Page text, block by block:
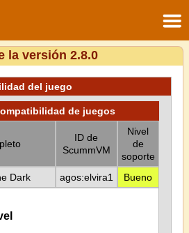
la versión 2.8.0
del juego
de juegos
ID de
ScummVM
Nivel
de
soporte
Dark
agos:elvira1 Bueno